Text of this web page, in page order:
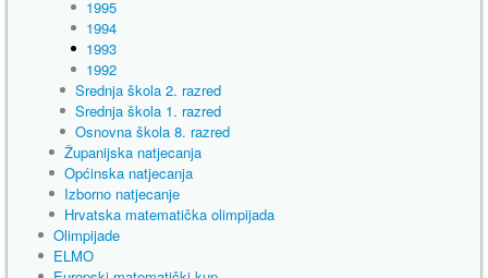
1995
1994
1993
1992
Srednja škola 2. razred
Srednja škola 1. razred
Osnovna škola 8. razred
Županijska natjecanja
Općinska natjecanja
Izborno natjecanje
Hrvatska matematička olimpijada
Olimpijade
ELMO